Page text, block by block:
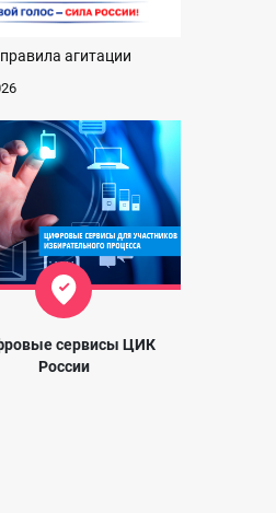
агитации
сервисы ЦИК
России